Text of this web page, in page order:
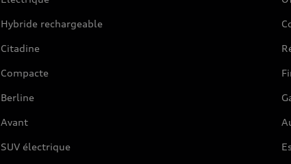
Hybride rechargeable
Citadine
Compacte
Berline
Avant
SUV électrique